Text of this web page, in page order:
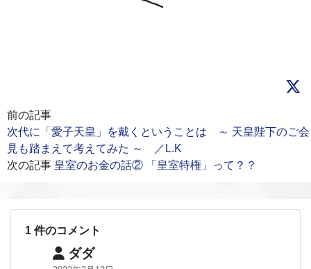
前の記事
次代に「愛子天皇」を戴くということは ～ 天皇陛下のご会
見も踏まえて考えてみた ～ ／L.K
次の記事 皇室のお金の話② 「皇室特権」って？？
1 件のコメント
ダダ